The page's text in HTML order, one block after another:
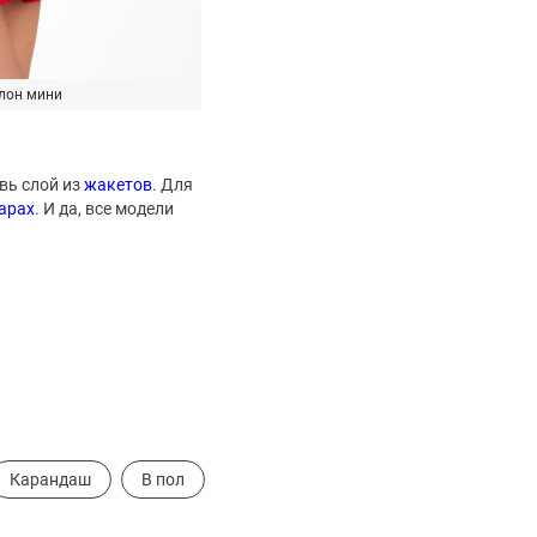
мини
слой изжакетов. Для
. И да, все модели
Карандаш В пол